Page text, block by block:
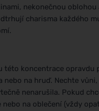
nekonečnou
charisma každého
koncentrace opravdu
nebo na hruď. Nechte
nenarušila. Pokud
na oblečení (vždy